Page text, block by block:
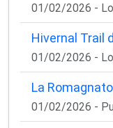
01/02/2026 -
Hivernal Trail
01/02/2026 -
La
01/02/2026 -